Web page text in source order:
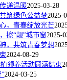
递温暖2025-03-28
筑绿色公益梦2025-
，青春绽放光芒
擦“靓”城市窗2025-
，共筑青春梦想
2024-08-29
领养活动圆满结束
2024-03-25